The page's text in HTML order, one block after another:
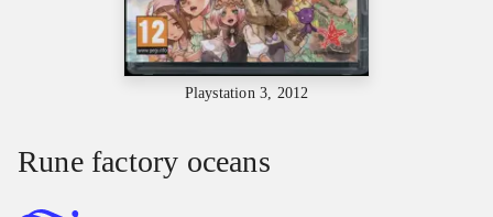
Playstation 3, 2012
Rune factory oceans